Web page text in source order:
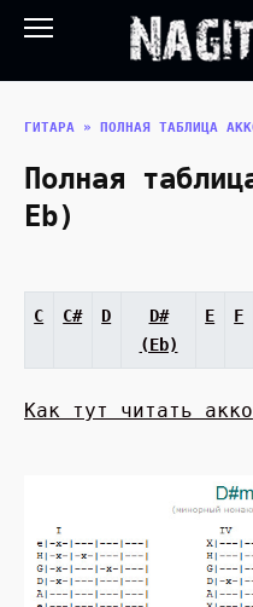
Перейти
ГИТАРА » ПОЛНАЯ ТАБЛИЦА
Полная
Eb)
C C# D
D#
(Eb)
E F
Как тут читать